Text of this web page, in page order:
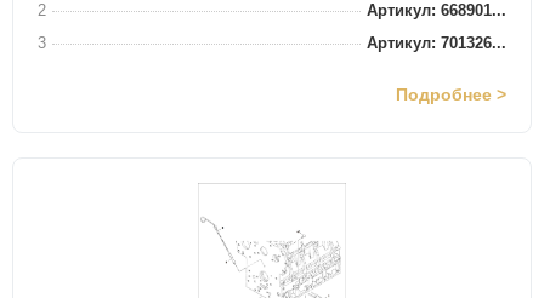
2
Артикул: 668901...
3
Артикул: 701326...
Подробнее >